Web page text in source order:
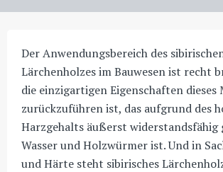
Der Anwendungsbereich des
Lärchenholzes im Bauwesen ist recht
die einzigartigen Eigenschaften dieses
zurückzuführen ist, das aufgrund des
Harzgehalts äußerst widerstandsfähig
Wasser und Holzwürmer ist. Und in
und Härte steht sibirisches